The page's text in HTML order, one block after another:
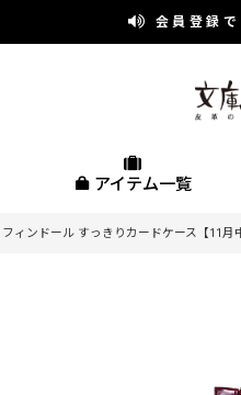
会員登録で
アイテム一覧
ィンドール すっきりカードケース【11月